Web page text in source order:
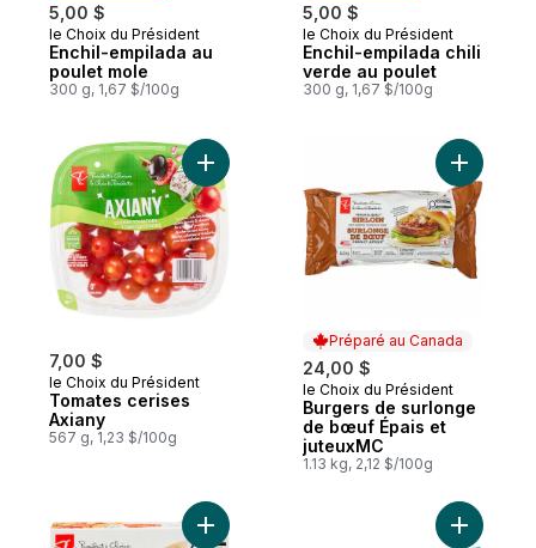
5,00 $
Coup de cœur
le Choix du Président
Enchil-empilada au
poulet mole
300 g, 1,67 $/100g
5,00 $
Coup de cœur
le Choix du Président
Enchil-empilada chili
verde au poulet
300 g, 1,67 $/100g
7,00 $
le Choix du Président
Tomates cerises
Axiany
567 g, 1,23 $/100g
Ajouter Tomates cerises Axiany au panier
Préparé au Canada
24,00 $
Préparé au Canada
le Choix du Président
Burgers de surlonge
de bœuf Épais et
juteuxMC
1.13 kg, 2,12 $/100g
Ajouter
Ajouter Poulet à l'orange au panierAjouter